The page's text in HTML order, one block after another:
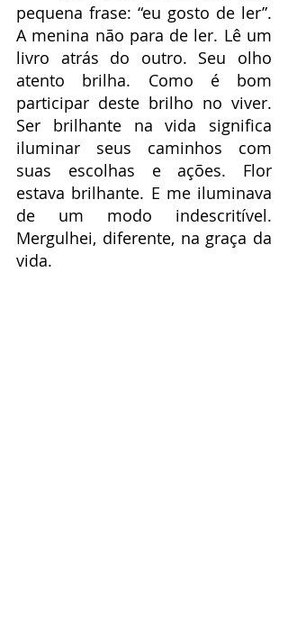
pequena frase: “eu gosto de ler”.
A menina não para de ler. Lê um
livro atrás do outro. Seu olho
atento brilha. Como é bom
participar deste brilho no viver.
Ser brilhante na vida significa
iluminar seus caminhos com
suas escolhas e ações. Flor
estava brilhante. E me iluminava
de um modo indescritível.
Mergulhei, diferente, na graça da
vida.